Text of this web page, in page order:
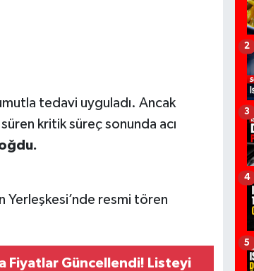
tedavi uyguladı. Ancak
kritik süreç sonunda acı
Yerleşkesi’nde resmi tören
Fiyatlar Güncellendi! Listeyi
2
3
4
5